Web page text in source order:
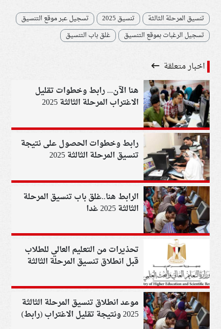
تنسيق المرحلة الثالثة تنسيق 2025
تسجيل عبر موقع التنسيق
تسجيل الرغبات بموقع التنسيق
غلق باب التنسيق
اخبار متعلقة
هنا الآن... رابط وخطوات تقليل
الاغتراب المرحلة الثالثة 2025
رابط وخطوات الحصول على نتيجة
تنسيق المرحلة الثالثة 2025
الرابط هنا..غلق باب تنسيق المرحلة
الثالثة 2025 غدا
تحذيرات من التعليم العالي للطلاب
قبل انطلاق تنسيق المرحلة الثالثة
موعد انطلاق تنسيق المرحلة الثالثة
2025 ونتيجة تقليل الاغتراب (رابط)